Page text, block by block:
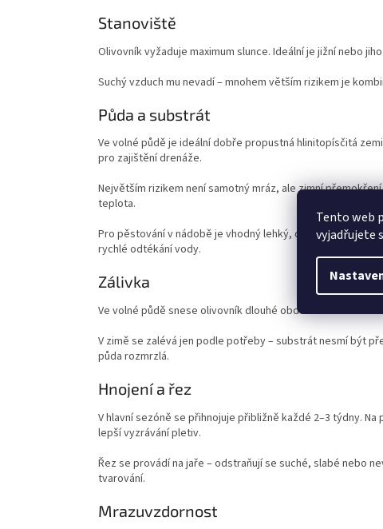
Tento web
vyjadřujete
Stanoviště
Olivovník vyžaduje maximum slunce. Ideální je jižní nebo
Suchý vzduch mu nevadí – mnohem větším rizikem je
Půda a substrát
Ve volné půdě je ideální dobře propustná hlinitopísčitá
pro zajištění drenáže.
Největším rizikem není samotný mráz, ale zimní
teplota.
Pro pěstování v nádobě je vhodný lehký, dobře propustný
rychlé odtékání vody.
Zálivka
Ve volné půdě snese olivovník dlouhé období sucha. V
V zimě se zalévá jen podle potřeby – substrát nesmí být
půda rozmrzlá.
Hnojení a řez
V hlavní sezóně se přihnojuje přibližně každé 2–3 týdny.
lepší vyzrávání pletiv.
Řez se provádí na jaře – odstraňují se suché, slabé nebo
tvarování.
Mrazuvzdornost